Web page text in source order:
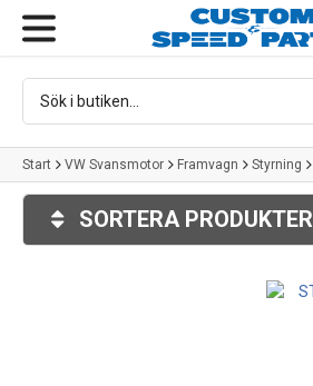
Start VW Svansmotor Framvagn Styrning
SORTERA PRODUKTER